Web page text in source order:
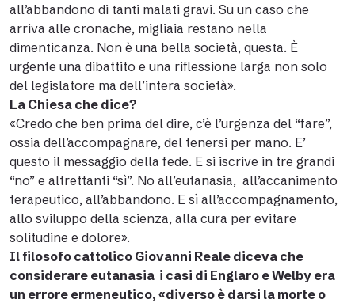
all’abbandono di tanti malati gravi. Su un caso che
arriva alle cronache, migliaia restano nella
dimenticanza. Non è una bella società, questa. È
urgente una dibattito e una riflessione larga non solo
del legislatore ma dell’intera società».
La Chiesa che dice?
«Credo che ben prima del dire, c’è l’urgenza del “fare”,
ossia dell’accompagnare, del tenersi per mano. E’
questo il messaggio della fede. E si iscrive in tre grandi
“no” e altrettanti “sì”. No all’eutanasia, all’accanimento
terapeutico, all’abbandono. E sì all’accompagnamento,
allo sviluppo della scienza, alla cura per evitare
solitudine e dolore».
Il filosofo cattolico Giovanni Reale diceva che
considerare eutanasia i casi di Englaro e Welby era
un errore ermeneutico, «diverso è darsi la morte o